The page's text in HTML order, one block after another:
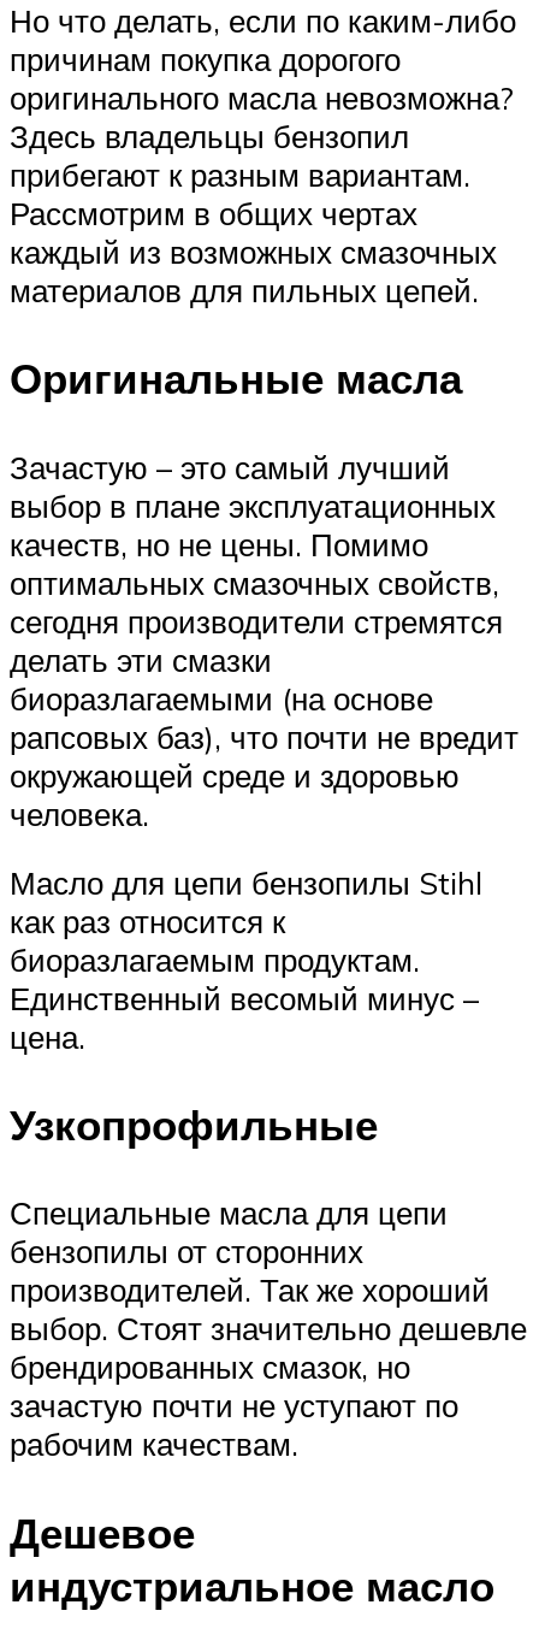
Но что делать, если по каким-либо
причинам покупка дорогого
оригинального масла невозможна?
Здесь владельцы бензопил
прибегают к разным вариантам.
Рассмотрим в общих чертах
каждый из возможных смазочных
материалов для пильных цепей.
Оригинальные масла
Зачастую – это самый лучший
выбор в плане эксплуатационных
качеств, но не цены. Помимо
оптимальных смазочных свойств,
сегодня производители стремятся
делать эти смазки
биоразлагаемыми (на основе
рапсовых баз), что почти не вредит
окружающей среде и здоровью
человека.
Масло для цепи бензопилы Stihl
как раз относится к
биоразлагаемым продуктам.
Единственный весомый минус –
цена.
Узкопрофильные
Специальные масла для цепи
бензопилы от сторонних
производителей. Так же хороший
выбор. Стоят значительно дешевле
брендированных смазок, но
зачастую почти не уступают по
рабочим качествам.
Дешевое
индустриальное масло